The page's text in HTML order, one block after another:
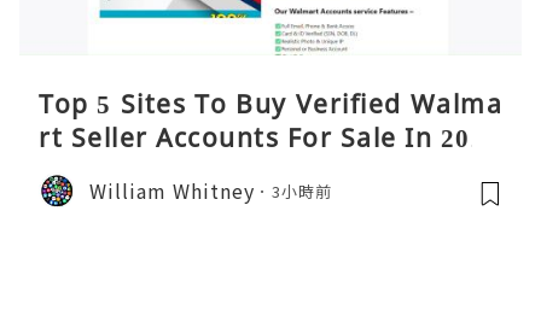
Top 5 Sites To Buy Verified Walma
rt Seller Accounts For Sale In 2026
William Whitney 3小時前